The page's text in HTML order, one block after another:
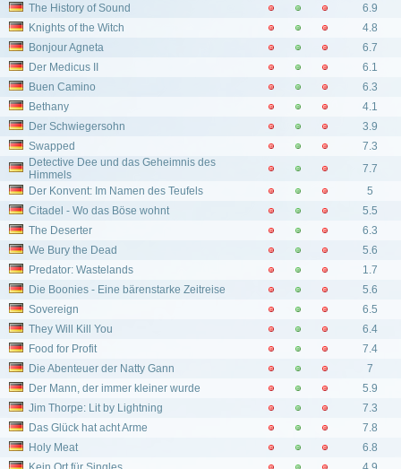
The History of Sound
6.9
Knights of the Witch
4.8
Bonjour Agneta
6.7
Der Medicus II
6.1
Buen Camino
6.3
Bethany
4.1
Der Schwiegersohn
3.9
Swapped
7.3
Detective Dee und das Geheimnis des
Himmels
7.7
Der Konvent: Im Namen des Teufels
5
Citadel - Wo das Böse wohnt
5.5
The Deserter
6.3
We Bury the Dead
5.6
Predator: Wastelands
1.7
Die Boonies - Eine bärenstarke Zeitreise
5.6
Sovereign
6.5
They Will Kill You
6.4
Food for Profit
7.4
Die Abenteuer der Natty Gann
7
Der Mann, der immer kleiner wurde
5.9
Jim Thorpe: Lit by Lightning
7.3
Das Glück hat acht Arme
7.8
Holy Meat
6.8